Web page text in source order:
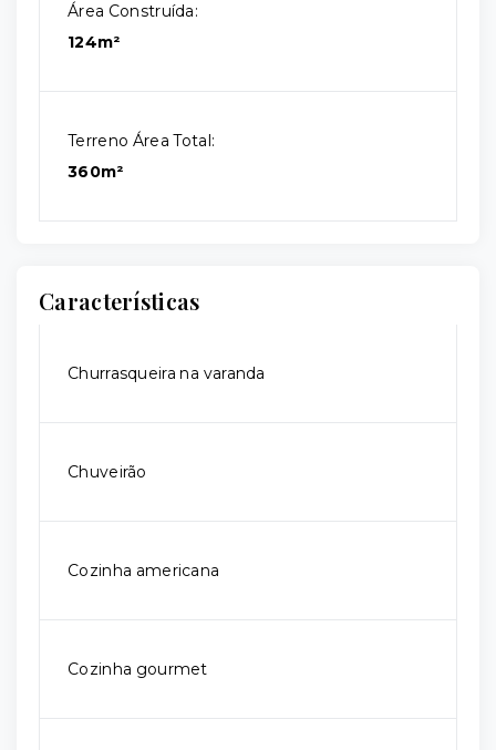
Área Construída:
124m²
Terreno Área Total:
360m²
Características
Churrasqueira na varanda
Chuveirão
Cozinha americana
Cozinha gourmet